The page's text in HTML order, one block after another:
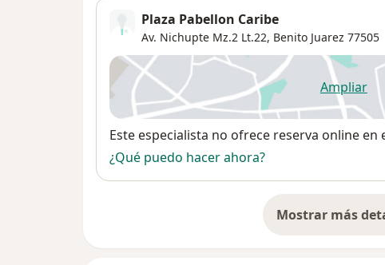
Plaza Pabellon Caribe
Av. Nichupte Mz.2 Lt.22, Benito Juarez 77505
Ampliar
se
Disponibilidad
Este especialista no ofrece reserva online en
¿Qué puedo hacer ahora?
Mostrar mássobre